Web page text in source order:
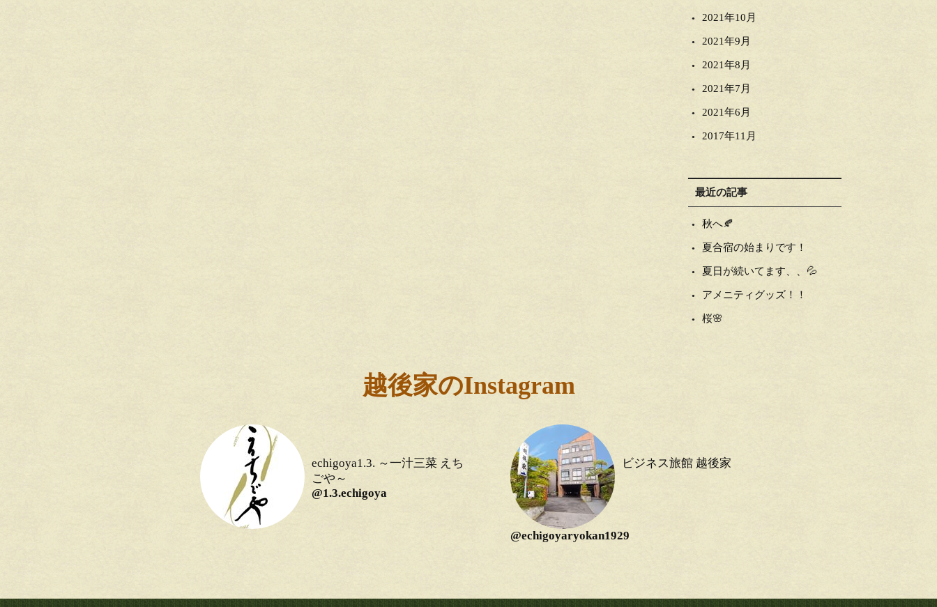
2021年10月
2021年9月
2021年8月
2021年7月
2021年6月
2017年11月
最近の記事
秋へ🍂
夏合宿の始まりです！
夏日が続いてます、、💦
アメニティグッズ！！
桜🌸
越後家のInstagram
echigoya1.3. ～一汁三菜 えち
ごや～
@1.3.echigoya
ビジネス旅館 越後家
@echigoyaryokan1929